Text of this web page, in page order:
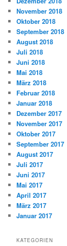
November 2018
Oktober 2018
September 2018
August 2018
Juli 2018
Juni 2018
Mai 2018
März 2018
Februar 2018
Januar 2018
Dezember 2017
November 2017
Oktober 2017
September 2017
August 2017
Juli 2017
Juni 2017
Mai 2017
April 2017
März 2017
Januar 2017
KATEGORIEN